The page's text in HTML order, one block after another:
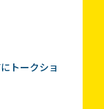
トークショ